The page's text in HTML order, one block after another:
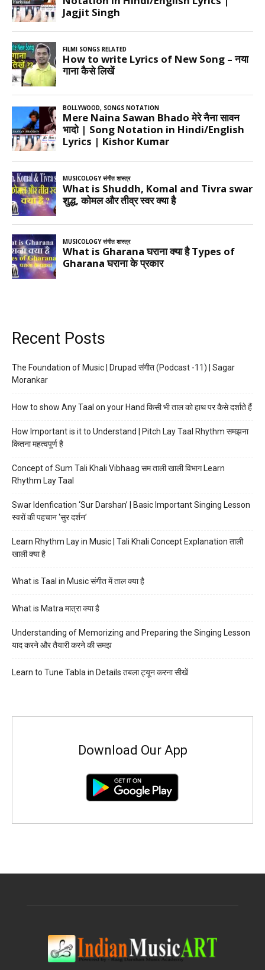
Recent Posts
The Foundation of Music | Drupad संगीत (Podcast -11) | Sagar
Morankar
How to show Any Taal on your Hand किसी भी ताल को हाथ पर कैसे दर्शाते हैं
How Important is it to Understand | Pitch Lay Taal Rhythm समझना
कितना महत्वपूर्ण है
Concept of Sum Tali Khali Vibhaag सम ताली खाली विभाग Learn
Rhythm Lay Taal
Swar Idenfication ‘Sur Darshan’ | Basic Important Singing Lesson
स्वरों की पहचान ‘सुर दर्शन’
Learn Rhythm Lay in Music | Tali Khali Concept Explanation ताली
खाली क्या है
What is Taal in Music संगीत में ताल क्या है
What is Matra मात्रा क्या है
Understanding of Memorizing and Preparing the Singing Lesson
याद करने और तैयारी करने की समझ
Learn to Tune Tabla in Details तबला ट्यून करना सीखें
Download Our App